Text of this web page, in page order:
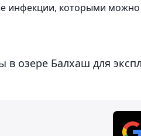
инфекции, которыми можно
в озере Балхаш для